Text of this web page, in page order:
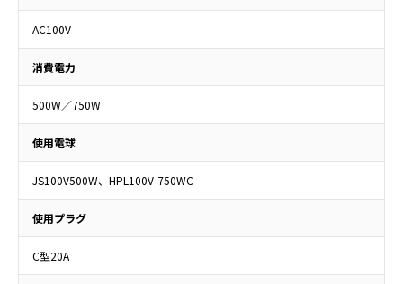
AC100V
消費電力
500W／750W
使用電球
JS100V500W、HPL100V-750WC
使用プラグ
C型20A